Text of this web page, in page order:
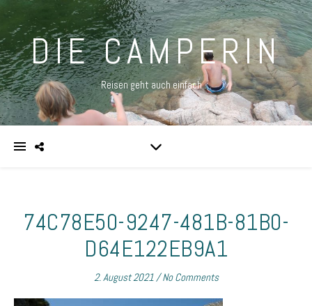
DIE CAMPERIN
Reisen geht auch einfach …
74C78E50-9247-481B-81B0-
D64E122EB9A1
2. August 2021/ No Comments